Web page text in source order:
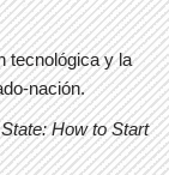
tecnológica y la
nación.
How to Start